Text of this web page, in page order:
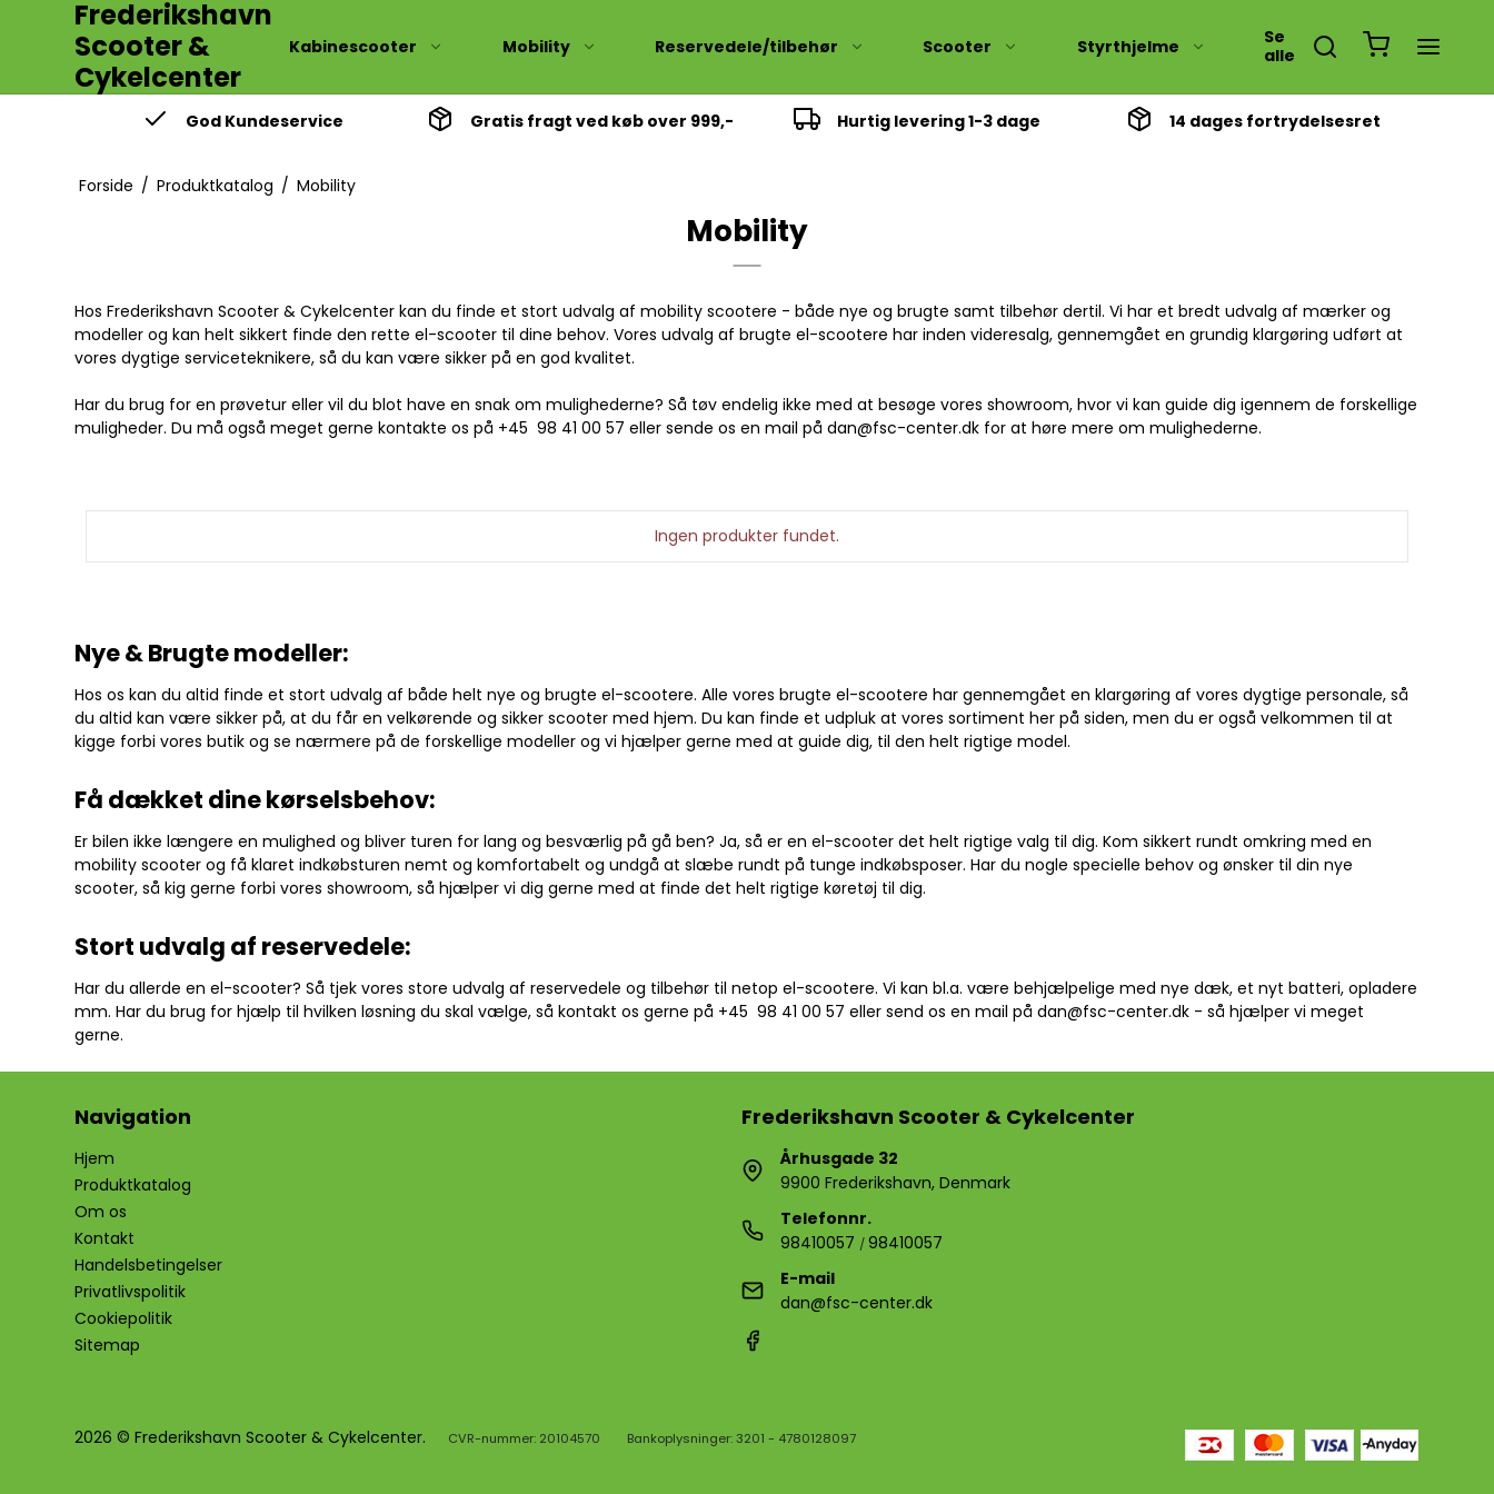
Frederikshavn
Scooter &
Cykelcenter
Kabinescooter
Eldele
Eforce R5
Eforce R2
Eforce X3
Bremser Hjul/bremser
Mobility Reservedele/tilbehør
GEL
Hot 50
Hot 50
Hot 50 euro 5
Comet EU 5
Jet 14 Euro 5
Orbit Euro 5
Scooter Styrthjelme
Se
alle
God Kundeservice Gratis fragt ved køb over 999,- Hurtig levering 1-3 dage 14 dages fortrydelsesret
Forside / Produktkatalog / Mobility
Mobility
Hos Frederikshavn Scooter & Cykelcenter kan du finde et stort udvalg af mobility scootere - både nye og brugte samt tilbehør dertil. Vi har et bredt udvalg af mærker og
modeller og kan helt sikkert finde den rette el-scooter til dine behov. Vores udvalg af brugte el-scootere har inden videresalg, gennemgået en grundig klargøring udført at
vores dygtige serviceteknikere, så du kan være sikker på en god kvalitet.
Har du brug for en prøvetur eller vil du blot have en snak om mulighederne? Så tøv endelig ikke med at besøge vores showroom, hvor vi kan guide dig igennem de forskellige
muligheder. Du må også meget gerne kontakte os på +45 98 41 00 57 eller sende os en mail pådan@fsc-center.dk for at høre mere om mulighederne.
Ingen produkter fundet.
Nye & Brugte modeller:
Hos os kan du altid finde et stort udvalg af både helt nye og brugte el-scootere. Alle vores brugte el-scootere har gennemgået en klargøring af vores dygtige personale, så
du altid kan være sikker på, at du får en velkørende og sikker scooter med hjem. Du kan finde et udpluk at vores sortiment her på siden, men du er også velkommen til at
kigge forbi vores butik og se nærmere på de forskellige modeller og vi hjælper gerne med at guide dig, til den helt rigtige model.
Få dækket dine kørselsbehov:
Er bilen ikke længere en mulighed og bliver turen for lang og besværlig på gå ben? Ja, så er en el-scooter det helt rigtige valg til dig. Kom sikkert rundt omkring med en
mobility scooter og få klaret indkøbsturen nemt og komfortabelt og undgå at slæbe rundt på tunge indkøbsposer. Har du nogle specielle behov og ønsker til din nye
scooter, så kig gerne forbi vores showroom, så hjælper vi dig gerne med at finde det helt rigtige køretøj til dig.
Stort udvalg af reservedele:
Har du allerde en el-scooter? Så tjek vores store udvalg af reservedele og tilbehør til netop el-scootere. Vi kan bl.a. være behjælpelige mednye dæk, etnyt batteri,opladere
mm. Har du brug for hjælp til hvilken løsning du skal vælge, så kontakt os gernepå +45 98 41 00 57 eller send os en mail pådan@fsc-center.dk - så hjælper vi meget
gerne.
Navigation
Hjem
Produktkatalog
Om os
Kontakt
Handelsbetingelser
Privatlivspolitik
Cookiepolitik
Sitemap
Frederikshavn Scooter & Cykelcenter
Århusgade 32
9900 Frederikshavn, Denmark
Telefonnr.
98410057 /98410057
E-mail
dan@fsc-center.dk
2026 © Frederikshavn Scooter & Cykelcenter. CVR-nummer: 20104570 Bankoplysninger: 3201 - 4780128097